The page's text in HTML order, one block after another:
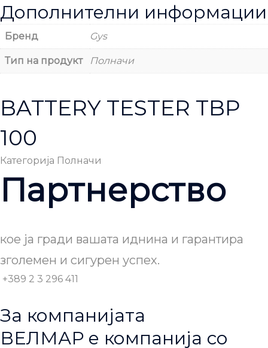
Дополнителни информации
Бренд Gys
Тип на продукт Полначи
BATTERY TESTER TBP
100
Категорија Полначи
Партнерство
кое ја гради вашата иднина и гарантира
зголемен и сигурен успех.
+389 2 3 296 411
За компанијата
ВЕЛМАР е компанија со